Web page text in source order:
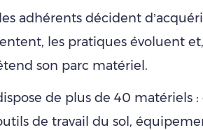
adhérents décident
les pratiques évoluent
son parc matériel.
de plus de 40 matériels :
de travail du sol,